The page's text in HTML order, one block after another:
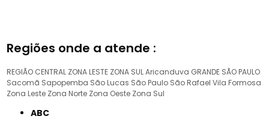
Regiões onde a atende :
REGIÃO CENTRAL ZONA LESTE ZONA SULAricanduva GRANDE SÃO PAULO
Sacomã Sapopemba São Lucas São Paulo São Rafael Vila Formosa
Zona Leste Zona Norte Zona Oeste Zona Sul
ABC